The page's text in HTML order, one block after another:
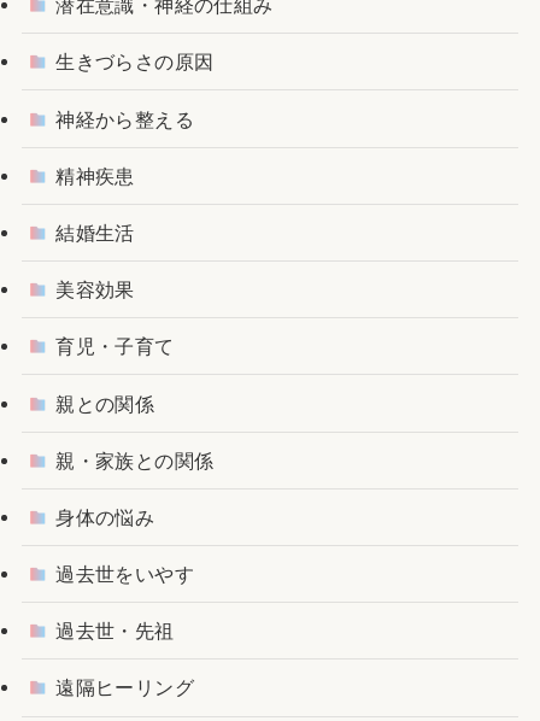
潜在意識・神経の仕組み
生きづらさの原因
神経から整える
精神疾患
結婚生活
美容効果
育児・子育て
親との関係
親・家族との関係
身体の悩み
過去世をいやす
過去世・先祖
遠隔ヒーリング